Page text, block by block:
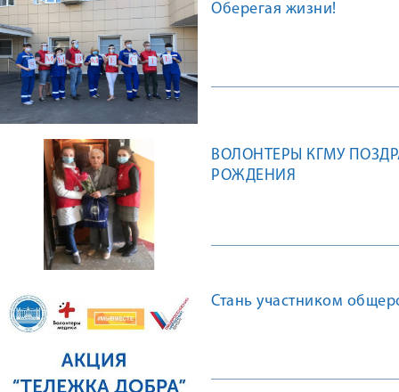
Оберегая жизни!
ВОЛОНТЕРЫ КГМУ
РОЖДЕНИЯ
Стань участником